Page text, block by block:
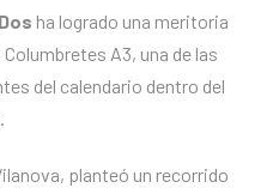
ha logrado una meritoria
Columbretes A3, una de las
del calendario dentro del
planteó un recorrido